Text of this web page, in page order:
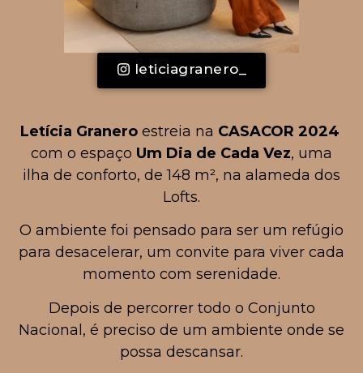
leticiagranero_
Letícia Graneroestreia na CASACOR 2024
com o espaço Um Dia de Cada Vez, uma
ilha de conforto, de 148 m², na alameda dos
Lofts.
O ambiente foi pensado para ser um refúgio
para desacelerar, um convite para viver cada
momento com serenidade.
Depois de percorrer todo o Conjunto
Nacional, é preciso de um ambiente onde se
possa descansar.